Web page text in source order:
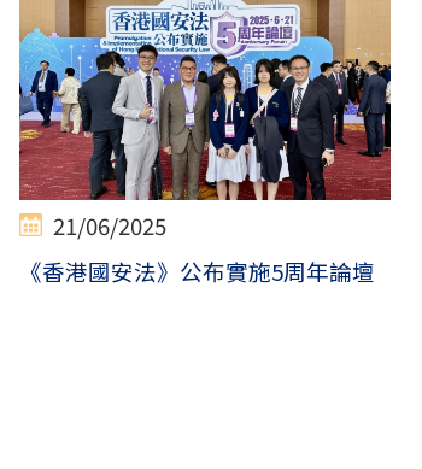
21/06/2025
《香港國安法》公布實施5周年論壇